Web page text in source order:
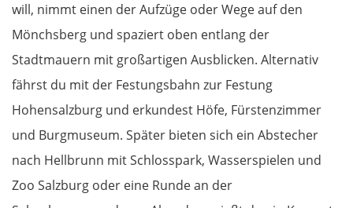
will, nimmt einen der Aufzüge oder Wege auf den
Mönchsberg und spaziert oben entlang der
Stadtmauern mit großartigen Ausblicken. Alternativ
fährst du mit der Festungsbahn zur Festung
Hohensalzburg und erkundest Höfe, Fürstenzimmer
und Burgmuseum. Später bieten sich ein Abstecher
nach Hellbrunn mit Schlosspark, Wasserspielen und
Zoo Salzburg oder eine Runde an der